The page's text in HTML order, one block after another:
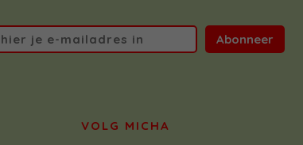
Abonneer
VOLG MICHA